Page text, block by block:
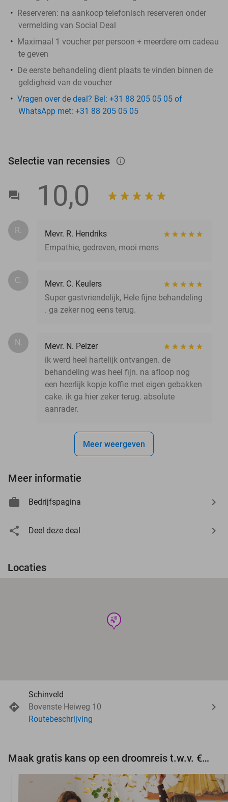
Reserveren: na aankoop telefonisch reserveren onder
vermelding van Social Deal
Maximaal 1 voucher per persoon + meerdere om cadeau
te geven
De eerste behandeling dient plaats te vinden binnen de
geldigheid van de voucher
Vragen over de deal? Bel: +31 88 205 05 05 of
WhatsApp met: +31 88 205 05 05
Selectie van recensies info_outlined
10,0
R.
Mevr. R. Hendriks
Empathie, gedreven, mooi mens
C.
Mevr. C. Keulers
Super gastvriendelijk, Hele fijne behandeling
. ga zeker nog eens terug.
N.
Mevr. N. Pelzer
ik werd heel hartelijk ontvangen. de
behandeling was heel fijn. na afloop nog
een heerlijk kopje koffie met eigen gebakken
cake. ik ga hier zeker terug. absolute
aanrader.
Meer weergeven
Meer informatie
Bedrijfspagina
Deel deze deal
Locaties
wellness
Schinveld
Bovenste Heiweg 10
Routebeschrijving
Maak gratis kans op een droomreis t.w.v. €3.000!